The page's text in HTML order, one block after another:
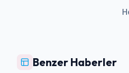
Benzer Haberler